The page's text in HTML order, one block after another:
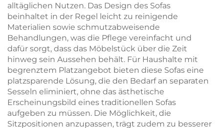
alltäglichen Nutzen. Das Design des Sofas
beinhaltet in der Regel leicht zu reinigende
Materialien sowie schmutzabweisende
Behandlungen, was die Pflege vereinfacht und
dafür sorgt, dass das Möbelstück über die Zeit
hinweg sein Aussehen behält. Für Haushalte mit
begrenztem Platzangebot bieten diese Sofas eine
platzsparende Lösung, die den Bedarf an separaten
Sesseln eliminiert, ohne das ästhetische
Erscheinungsbild eines traditionellen Sofas
aufgeben zu müssen. Die Möglichkeit, die
Sitzpositionen anzupassen, trägt zudem zu besserer